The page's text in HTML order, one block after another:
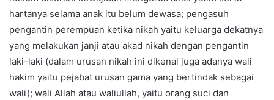
hartanya selama anak itu belum dewasa; pengasuh
pengantin perempuan ketika nikah yaitu keluarga dekatnya
yang melakukan janji atau akad nikah dengan pengantin
laki-laki (dalam urusan nikah ini dikenal juga adanya wali
hakim yaitu pejabat urusan gama yang bertindak sebagai
wali); wali Allah atau waliullah, yaitu orang suci dan